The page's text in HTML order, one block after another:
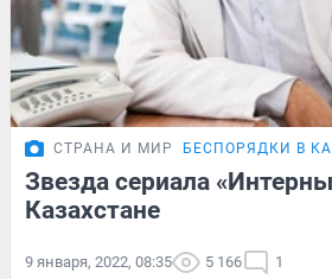
СТРАНА И МИР БЕСПОРЯДКИ В
Звезда сериала
Казахстане
9 января, 2022, 08:35 5 166 1